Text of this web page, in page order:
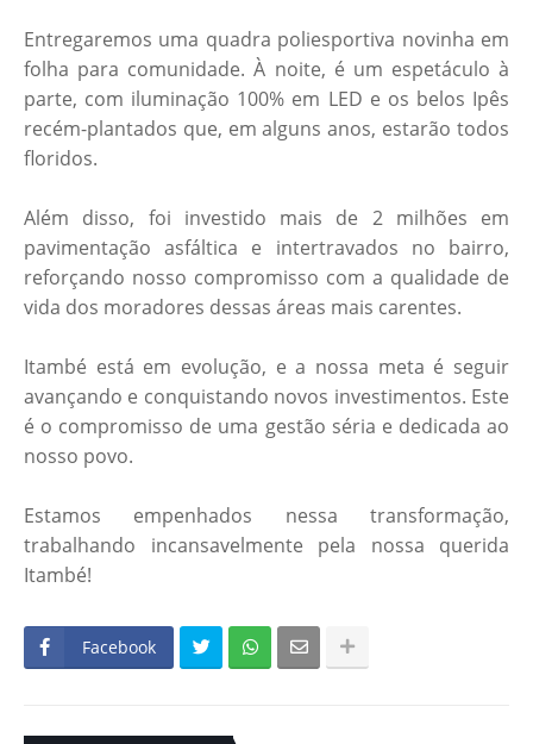
Entregaremos uma quadra poliesportiva novinha em
folha para comunidade. À noite, é um espetáculo à
parte, com iluminação 100% em LED e os belos Ipês
recém-plantados que, em alguns anos, estarão todos
floridos.
Além disso, foi investido mais de 2 milhões em
pavimentação asfáltica e intertravados no bairro,
reforçando nosso compromisso com a qualidade de
vida dos moradores dessas áreas mais carentes.
Itambé está em evolução, e a nossa meta é seguir
avançando e conquistando novos investimentos. Este
é o compromisso de uma gestão séria e dedicada ao
nosso povo.
Estamos empenhados nessa transformação,
trabalhando incansavelmente pela nossa querida
Itambé!
Facebook